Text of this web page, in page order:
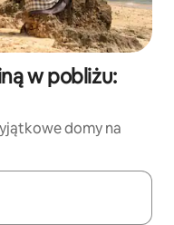
w pobliżu:
domy na
poruszać się po nich za